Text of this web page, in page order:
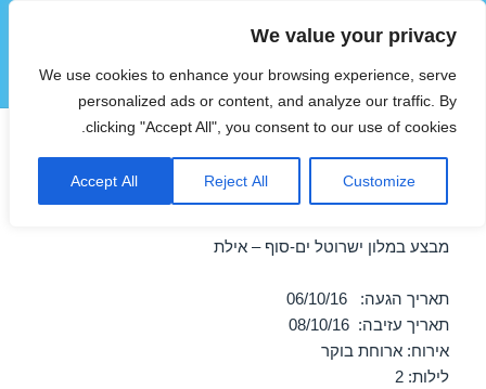
We value your privacy
We use cookies to enhance your browsing experience, serve
personalized ads or content, and analyze our traffic. By
clicking "Accept All", you consent to our use of cookies.
Customize
Reject All
Accept All
הוטצימר
תפריטים
ווידג'טים
חופשה במלון ישרוטל ים-סוף –
אילת באוקטובר 06/10/2016
מבצע במלון ישרוטל ים-סוף – אילת
תאריך הגעה: 06/10/16
תאריך עזיבה: 08/10/16
אירוח: ארוחת בוקר
לילות: 2